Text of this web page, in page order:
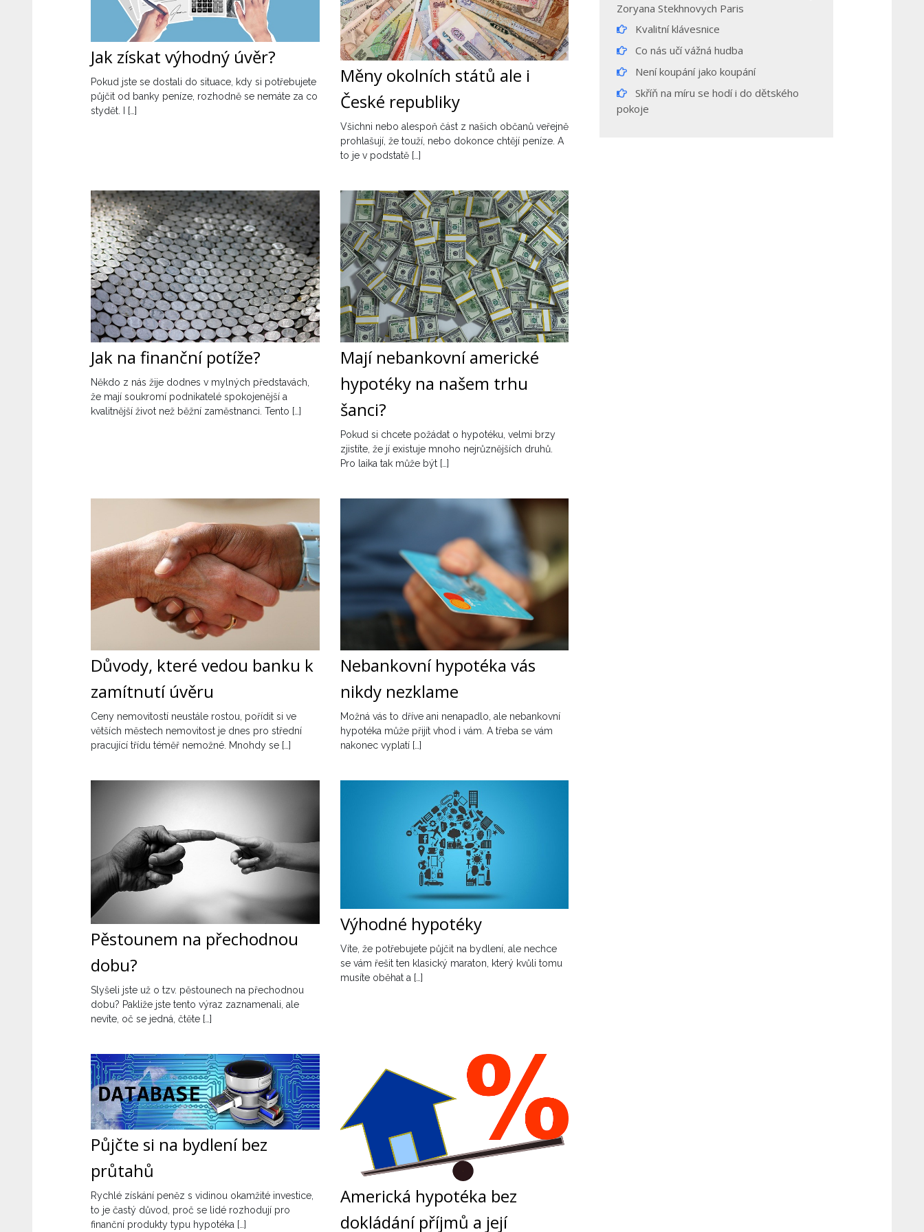
Jak získat výhodný úvěr?
Pokud jste se dostali do situace, kdy si potřebujete
půjčit od banky peníze, rozhodně se nemáte za co
stydět. I […]
Měny okolních států ale i
České republiky
Všichni nebo alespoň část z našich občanů veřejně
prohlašují, že touží, nebo dokonce chtějí peníze. A
to je v podstatě […]
Jak na finanční potíže?
Někdo z nás žije dodnes v mylných představách,
že mají soukromí podnikatelé spokojenější a
kvalitnější život než běžní zaměstnanci. Tento […]
Mají nebankovní americké
hypotéky na našem trhu
šanci?
Pokud si chcete požádat o hypotéku, velmi brzy
zjistíte, že jí existuje mnoho nejrůznějších druhů.
Pro laika tak může být […]
Důvody, které vedou banku k
zamítnutí úvěru
Ceny nemovitostí neustále rostou, pořídit si ve
větších městech nemovitost je dnes pro střední
pracující třídu téměř nemožné. Mnohdy se […]
Nebankovní hypotéka vás
nikdy nezklame
Možná vás to dříve ani nenapadlo, ale nebankovní
hypotéka může přijít vhod i vám. A třeba se vám
nakonec vyplatí […]
Pěstounem na přechodnou
dobu?
Slyšeli jste už o tzv. pěstounech na přechodnou
dobu? Pakliže jste tento výraz zaznamenali, ale
nevíte, oč se jedná, čtěte […]
Výhodné hypotéky
Víte, že potřebujete půjčit na bydlení, ale nechce
se vám řešit ten klasický maraton, který kvůli tomu
musíte oběhat a […]
Půjčte si na bydlení bez
průtahů
Rychlé získání peněz s vidinou okamžité investice,
to je častý důvod, proč se lidé rozhodují pro
finanční produkty typu hypotéka […]
Americká hypotéka bez
dokládání příjmů a její
Zoryana Stekhnovych Paris
Kvalitní klávesnice
Co nás učí vážná hudba
Není koupání jako koupání
Skříň na míru se hodí i do dětského
pokoje